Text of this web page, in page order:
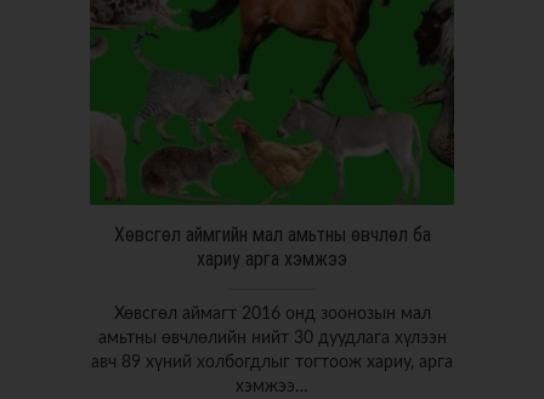
Хөвсгөл аймгийн мал амьтны өвчлөл ба
хариу арга хэмжээ
Хөвсгөл аймагт 2016 онд зоонозын мал
амьтны өвчлөлийн нийт 30 дуудлага хүлээн
авч 89 хүний холбогдлыг тогтоож хариу, арга
хэмжээ…